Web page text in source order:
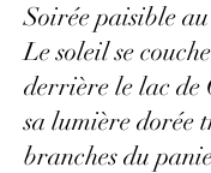
Soirée paisible
Le soleil se
derrière le lac de
sa lumière dorée
branches du